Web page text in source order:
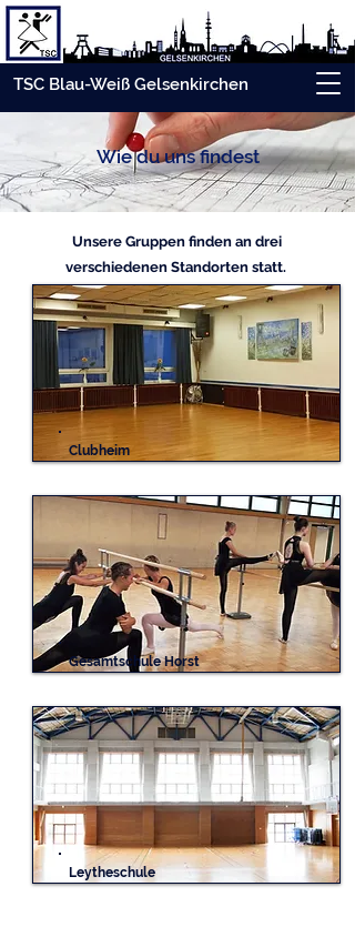
TSC Blau-Weiß Gelsenkirchen
Wie du uns findest
Unsere Gruppen finden an drei
verschiedenen Standorten statt.
Clubheim
Gesamtschule Horst
Leytheschule